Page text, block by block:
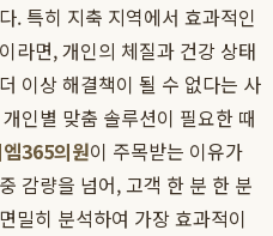
. 특히 지축 지역에서 효과적인
라면, 개인의 체질과 건강 상태
이상 해결책이 될 수 없다는 사
인별 맞춤 솔루션이 필요한 때
365의원이 주목받는 이유가
감량을 넘어, 고객 한 분 한 분
밀히 분석하여 가장 효과적이